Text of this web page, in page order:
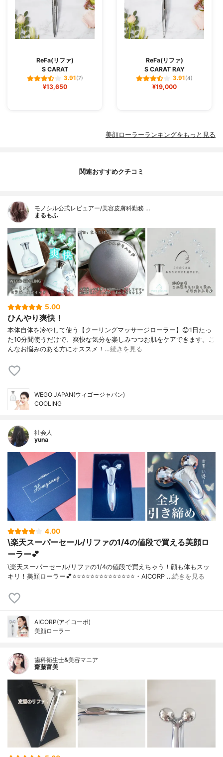
ReFa(リファ)
S CARAT
3.91(7)
¥13,650
ReFa(リファ)
S CARAT RAY
3.91(4)
¥19,000
美顔ローラーランキングをもっと見る
関連おすすめクチコミ
モノシル公式レビュアー/美容皮膚科勤務 …
まるもふ
5.00
ひんやり爽快！
本体自体を冷やして使う【クーリングマッサージローラー】😊1日たっ
た10分間使うだけで、爽快な気分を楽しみつつお肌をケアできます。こ
んなお悩みのある方にオススメ！…続きを見る
WEGO JAPAN(ウィゴージャパン)
COOLING
社会人
yuna
4.00
\楽天スーパーセール/リファの1/4の値段で買える美顔ロ
ーラー💕
\楽天スーパーセール/リファの1/4の値段で買えちゃう！顔も体もスッ
キリ！美顔ローラー💕⭐️⭐️⭐️⭐️⭐️⭐️⭐️⭐️⭐️⭐️⭐️⭐️⭐️⭐️・AICORP …続きを見る
AICORP(アイコーポ)
美顔ローラー
歯科衛生士&美容マニア
齋藤富美